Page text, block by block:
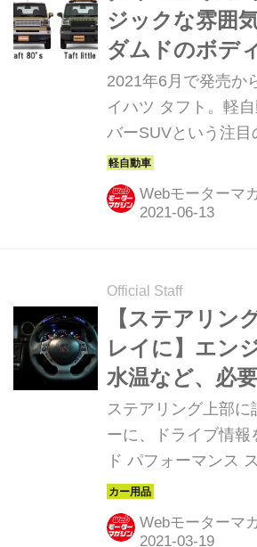
ーゼット ジャパン
ンホイール「OZ
だ。
ジックな雰囲
ダムドのボデ
が発表された
2021年6月で発売か
イハツ タフト。軽
バーSUVという注目
入したことでいまも
る。その個性的なデ
フトに向けて、これ
「little D」のタフト
販売を開始した。
Webモーターマ
Official Staff
【ステアリン
レイに】エン
水温など、必
ンドルに表示
ステアリング上部に
ーに、ドライブ情報
ド パフォーマンス
ール」を紹介する。
Webモーターマ